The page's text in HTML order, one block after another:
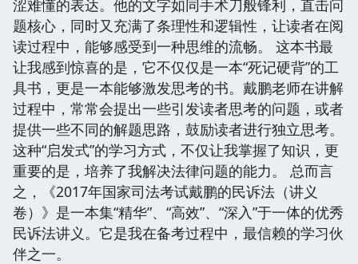
涩难懂的表达。他的文字如同手术刀般锋利，直击问
题核心，同时又充满了条理性和逻辑性，让读者在阅
读过程中，能够感受到一种思维的流畅。 这本书最
让我感到惊喜的是，它不仅仅是一本“死记硬背”的工
具书，更是一本能够激发思考的书。戴鹏老师在讲解
过程中，常常会提出一些引发读者思考的问题，或者
提供一些不同的解题思路，鼓励读者进行独立思考。
这种“启发式”的学习方式，不仅让我掌握了知识，更
重要的是，培养了我解决法律问题的能力。 总而言
之，《2017年国家司法考试戴鹏的民诉法（讲义
卷）》是一本集“精华”、“高效”、“深入”于一体的优秀
民诉法讲义。它是我在备考过程中，最信赖的学习伙
伴之一。